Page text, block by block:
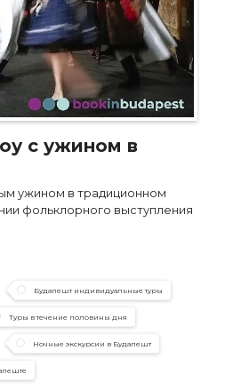
с ужином в
ужином в традиционном
фольклорного выступления
Будапешт индивидуальные туры
Туры в течение половины дня
Ночные экскурсии в Будапешт